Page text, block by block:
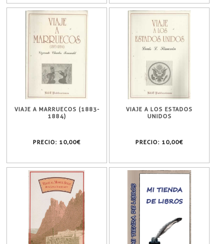
VIAJE A MARRUECOS (1883-
1884)
PRECIO: 10,00€
VIAJE A LOS ESTADOS
UNIDOS
PRECIO: 10,00€